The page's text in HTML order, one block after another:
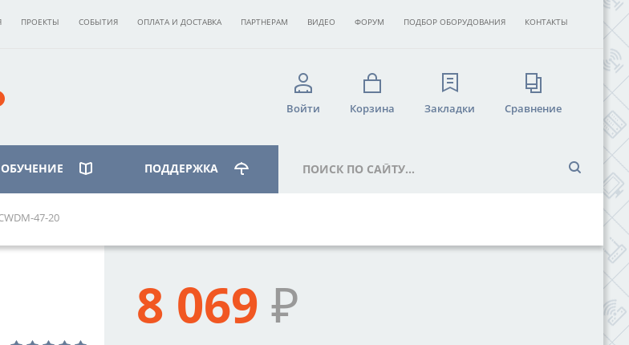
ПРОЕКТЫ СОБЫТИЯ ОПЛАТА И ДОСТАВКА ПАРТНЕРАМ ВИДЕО ФОРУМ ПОДБОР ОБОРУДОВАНИЯ КОНТАКТЫ
Войти Корзина Закладки Сравнение
ОБУЧЕНИЕ ПОДДЕРЖКА
47-20
8 069 ₽